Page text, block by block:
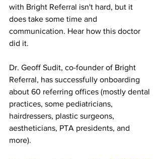
with Bright Referral isn't hard, but it
does take some time and
communication. Hear how this doctor
did it.
Dr. Geoff Sudit, co-founder of Bright
Referral, has successfully onboarding
about 60 referring offices (mostly dental
practices, some pediatricians,
hairdressers, plastic surgeons,
aestheticians, PTA presidents, and
more).